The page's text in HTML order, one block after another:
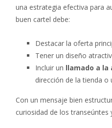
una estrategia efectiva para
buen cartel debe:
Destacar la oferta
Tener un diseño
Incluir un llamado a la
dirección de la tienda o
Con un mensaje bien
curiosidad de los transeúntes